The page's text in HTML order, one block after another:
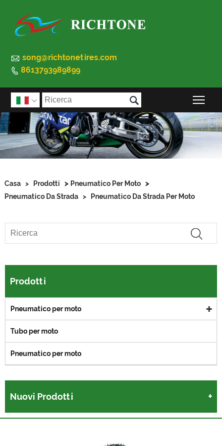
 song@richtonetires.com
 8613793989899
 
Casa > Prodotti > Pneumatico Per Moto >
Pneumatico Da Strada > Pneumatico Da Strada Per Moto
Prodotti
Pneumatico per moto
Tubo per moto
Pneumatico per moto
Nuovi Prodotti